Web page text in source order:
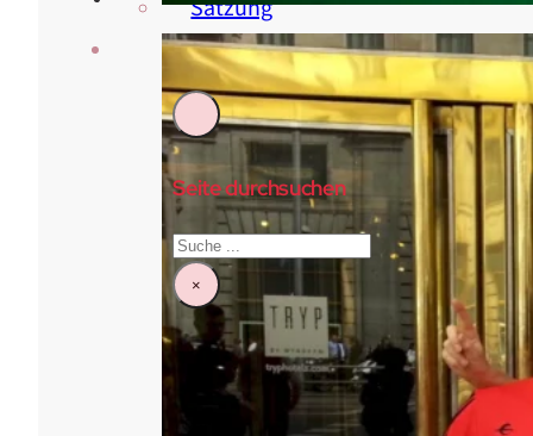
Satzung
Kontakt
Seite durchsuchen
Suchen
×